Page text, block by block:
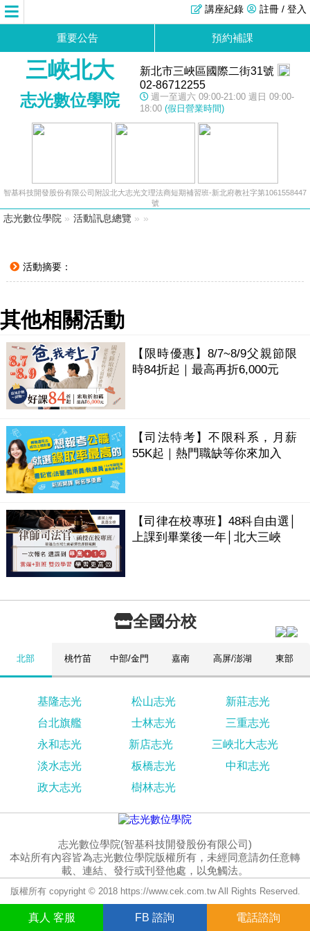
註冊 / 登入
講座紀錄
重要公告 預約補課
三峽北大
志光數位學院
新北市三峽區國際二街31號
02-86712255
週一至週六 09:00-21:00 週日 09:00-
18:00 (假日營業時間)
真人 客服 FB 諮詢 電話諮詢
智基科技開發股份有限公司附設北大志光文理法商短期補習班-新北府教社字第1061558447
號
志光數位學院 » 活動訊息總覽 » »
活動摘要：
其他相關活動
【限時優惠】8/7~8/9父親節限
時84折起｜最高再折6,000元
【司法特考】不限科系，月薪
55K起｜熱門職缺等你來加入
【司律在校專班】48科自由選│
上課到畢業後一年│北大三峽
全國分校
北部 桃竹苗 中部/金門 嘉南 高屏/澎湖 東部
基隆志光 松山志光
新莊志光
台北旗艦
士林志光
三重志光
永和志光
新店志光
三峽北大志光
淡水志光
板橋志光
中和志光
政大志光
樹林志光
志光數位學院(智基科技開發股份有限公司)
本站所有內容皆為志光數位學院版權所有，未經同意請勿任意轉
載、連結、發行或刊登他處，以免觸法。
版權所有 copyright © 2018 https://www.cek.com.tw All Rights Reserved.